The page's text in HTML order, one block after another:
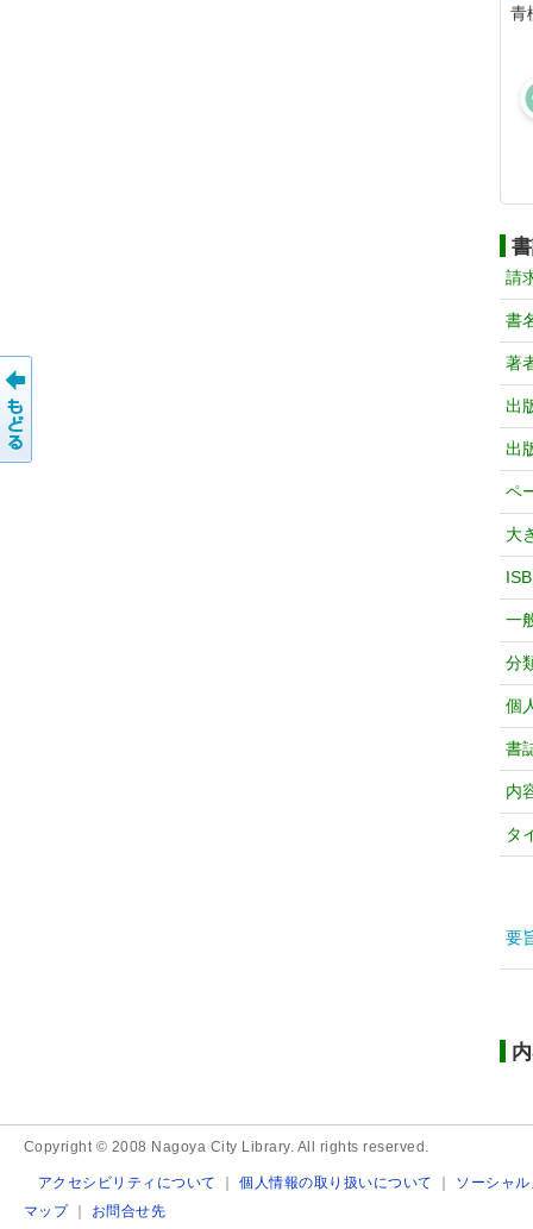
青
請
書
著
出
出
ペ
大
一
分
個
書
内
タ
要
Copyright © 2008 Nagoya City Library. All rights reserved.
アクセシビリティについて ｜個人情報の取り扱いについて ｜ ソーシャ
マップ｜ お問合せ先